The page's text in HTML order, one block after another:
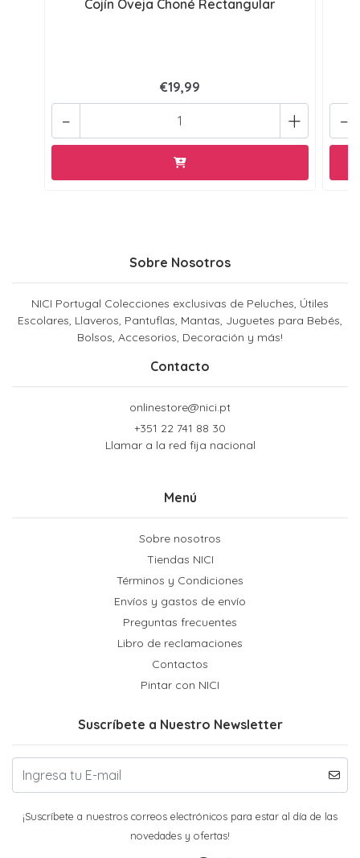
Cojín Oveja Choné Rectangular
€19,99
+
- -
Sobre Nosotros
NICI Portugal Colecciones exclusivas de Peluches, Útiles
Escolares, Llaveros, Pantuflas, Mantas, Juguetes para Bebés,
Bolsos, Accesorios, Decoración y más!
Contacto
onlinestore@nici.pt
+351 22 741 88 30
Llamar a la red fija nacional
Menú
Sobre nosotros
Tiendas NICI
Términos y Condiciones
Envíos y gastos de envío
Preguntas frecuentes
Libro de reclamaciones
Contactos
Pintar con NICI
Suscríbete a Nuestro Newsletter
¡Suscríbete a nuestros correos electrónicos para estar al día de las
novedades y ofertas!